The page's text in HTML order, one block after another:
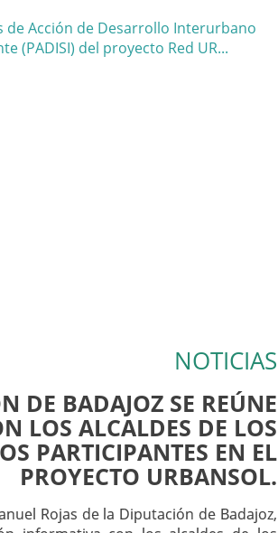
NOTICIAS
DE BADAJOZ SE REÚNE
LOS ALCALDES DE LOS
PARTICIPANTES EN EL
PROYECTO URBANSOL.
Rojas de la Diputación de Badajoz,